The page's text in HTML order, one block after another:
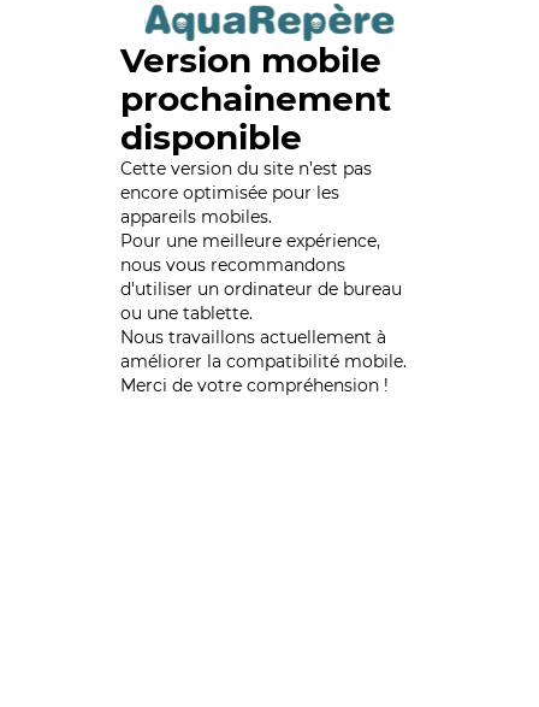
Version mobile
prochainement
disponible
Cette version du site n’est pas
encore optimisée pour les
appareils mobiles.
Pour une meilleure expérience,
nous vous recommandons
d'utiliser un ordinateur de bureau
ou une tablette.
Nous travaillons actuellement à
améliorer la compatibilité mobile.
Merci de votre compréhension !